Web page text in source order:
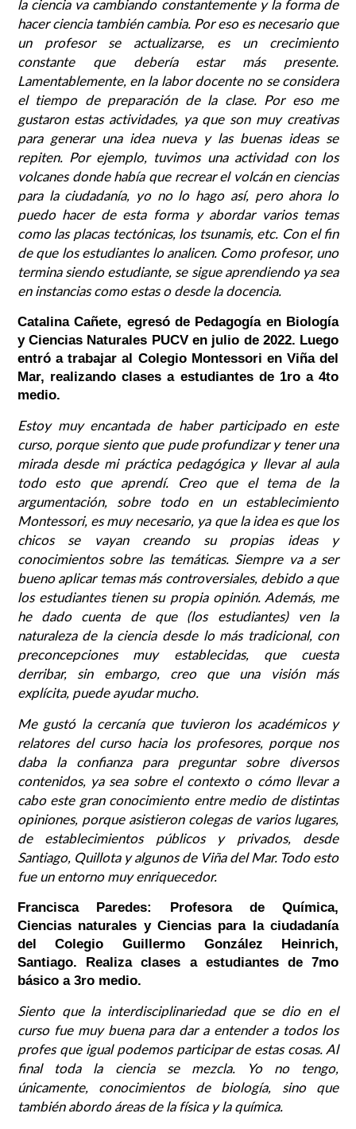
la ciencia va cambiando constantemente y la forma de
hacer ciencia también cambia. Por eso es necesario que
un profesor se actualizarse, es un crecimiento
constante que debería estar más presente.
Lamentablemente, en la labor docente no se considera
el tiempo de preparación de la clase. Por eso me
gustaron estas actividades, ya que son muy creativas
para generar una idea nueva y las buenas ideas se
repiten. Por ejemplo, tuvimos una actividad con los
volcanes donde había que recrear el volcán en ciencias
para la ciudadanía, yo no lo hago así, pero ahora lo
puedo hacer de esta forma y abordar varios temas
como las placas tectónicas, los tsunamis, etc. Con el fin
de que los estudiantes lo analicen. Como profesor, uno
termina siendo estudiante, se sigue aprendiendo ya sea
en instancias como estas o desde la docencia.
Catalina Cañete, egresó de Pedagogía en Biología
y Ciencias Naturales PUCV en julio de 2022. Luego
entró a trabajar al Colegio Montessori en Viña del
Mar, realizando clases a estudiantes de 1ro a 4to
medio.
Estoy muy encantada de haber participado en este
curso, porque siento que pude profundizar y tener una
mirada desde mi práctica pedagógica y llevar al aula
todo esto que aprendí. Creo que el tema de la
argumentación, sobre todo en un establecimiento
Montessori, es muy necesario, ya que la idea es que los
chicos se vayan creando su propias ideas y
conocimientos sobre las temáticas. Siempre va a ser
bueno aplicar temas más controversiales, debido a que
los estudiantes tienen su propia opinión. Además, me
he dado cuenta de que (los estudiantes) ven la
naturaleza de la ciencia desde lo más tradicional, con
preconcepciones muy establecidas, que cuesta
derribar, sin embargo, creo que una visión más
explícita, puede ayudar mucho.
Me gustó la cercanía que tuvieron los académicos y
relatores del curso hacia los profesores, porque nos
daba la confianza para preguntar sobre diversos
contenidos, ya sea sobre el contexto o cómo llevar a
cabo este gran conocimiento entre medio de distintas
opiniones, porque asistieron colegas de varios lugares,
de establecimientos públicos y privados, desde
Santiago, Quillota y algunos de Viña del Mar. Todo esto
fue un entorno muy enriquecedor.
Francisca Paredes: Profesora de Química,
Ciencias naturales y Ciencias para la ciudadanía
del Colegio Guillermo González Heinrich,
Santiago. Realiza clases a estudiantes de 7mo
básico a 3ro medio.
Siento que la interdisciplinariedad que se dio en el
curso fue muy buena para dar a entender a todos los
profes que igual podemos participar de estas cosas. Al
final toda la ciencia se mezcla. Yo no tengo,
únicamente, conocimientos de biología, sino que
también abordo áreas de la física y la química.